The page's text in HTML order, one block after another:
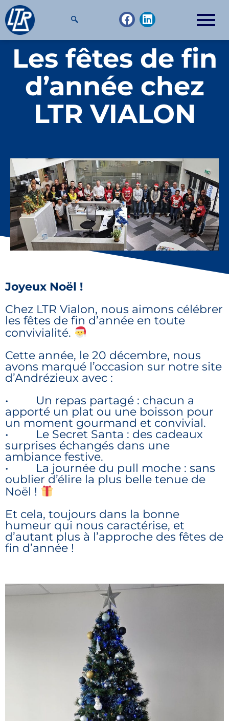
Aller
au
contenu
F
a
c
e
b
o
o
k
L
i
n
k
e
d
i
n
Les fêtes de fin
d’année chez
LTR VIALON
Joyeux Noël !
Chez LTR Vialon, nous aimons célébrer
les fêtes de fin d’année en toute
convivialité.
Cette année, le 20 décembre, nous
avons marqué l’occasion sur notre site
d’Andrézieux avec :
• Un repas partagé : chacun a
apporté un plat ou une boisson pour
un moment gourmand et convivial.
• Le Secret Santa : des cadeaux
surprises échangés dans une
ambiance festive.
• La journée du pull moche : sans
oublier d’élire la plus belle tenue de
Noël !
Et cela, toujours dans la bonne
humeur qui nous caractérise, et
d’autant plus à l’approche des fêtes de
fin d’année !